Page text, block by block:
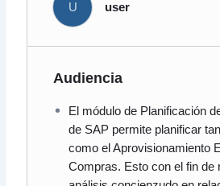
U user
Audiencia
El módulo de Planificación
de SAP permite planificar
como el Aprovisionamiento
Compras. Esto con el fin de